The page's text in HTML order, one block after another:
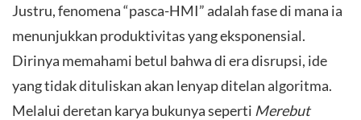
Justru, fenomena “pasca-HMI” adalah fase di mana ia
menunjukkan produktivitas yang eksponensial.
Dirinya memahami betul bahwa di era disrupsi, ide
yang tidak dituliskan akan lenyap ditelan algoritma.
Melalui deretan karya bukunya seperti Merebut